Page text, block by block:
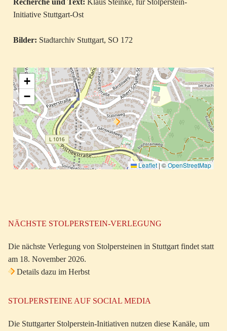
Initiative Stuttgart-Ost
Bilder: Stadtarchiv Stuttgart, SO 172
+
−
Leaflet |©OpenStreetMap
NÄCHSTE STOLPERSTEIN-VERLEGUNG
Die nächste Verlegung von Stolpersteinen in Stuttgart findet statt
am 18. November 2026.
Details dazu im Herbst
STOLPERSTEINE AUF SOCIAL MEDIA
Die Stuttgarter Stolperstein-Initiativen nutzen diese Kanäle, um